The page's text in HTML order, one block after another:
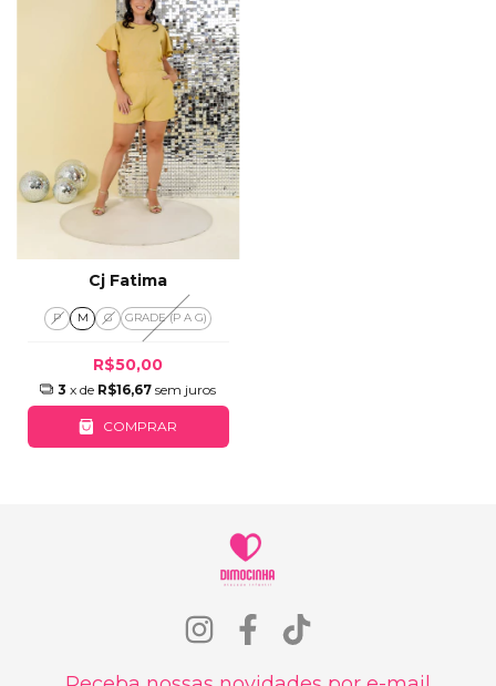
Cj Fatima
P M G GRADE (P A G)
R$50,00
3 x de R$16,67 sem juros
COMPRAR